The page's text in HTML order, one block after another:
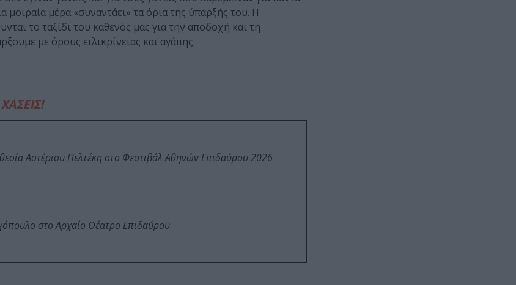
μέρα «συναντάει» τα όρια της ύπαρξής του. Η
το ταξίδι του καθενός μας για την αποδοχή και τη
με όρους ειλικρίνειας και αγάπης.
Αστέριου Πελτέκη στο Φεστιβάλ Αθηνών Επιδαύρου 2026
στο Αρχαίο Θέατρο Επιδαύρου